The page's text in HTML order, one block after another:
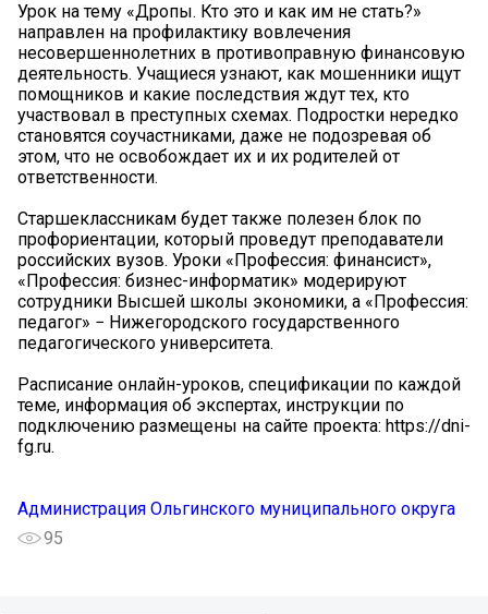
Урок на тему «Дропы. Кто это и как им не стать?»
направлен на профилактику вовлечения
несовершеннолетних в противоправную финансовую
деятельность. Учащиеся узнают, как мошенники ищут
помощников и какие последствия ждут тех, кто
участвовал в преступных схемах. Подростки нередко
становятся соучастниками, даже не подозревая об
этом, что не освобождает их и их родителей от
ответственности.
️Старшеклассникам будет также полезен блок по
профориентации, который проведут преподаватели
российских вузов. Уроки «Профессия: финансист»,
«Профессия: бизнес-информатик» модерируют
сотрудники Высшей школы экономики, а «Профессия:
педагог» − Нижегородского государственного
педагогического университета.
Расписание онлайн-уроков, спецификации по каждой
теме, информация об экспертах, инструкции по
подключению размещены на сайте проекта: https://dni-
fg.ru.
Администрация Ольгинского муниципального округа
95